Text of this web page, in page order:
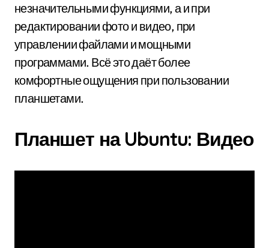
незначительными функциями, а и при
редактировании фото и видео, при
управлении файлами и мощными
программами. Всё это даёт более
комфортные ощущения при пользовании
планшетами.
Планшет на Ubuntu: Видео